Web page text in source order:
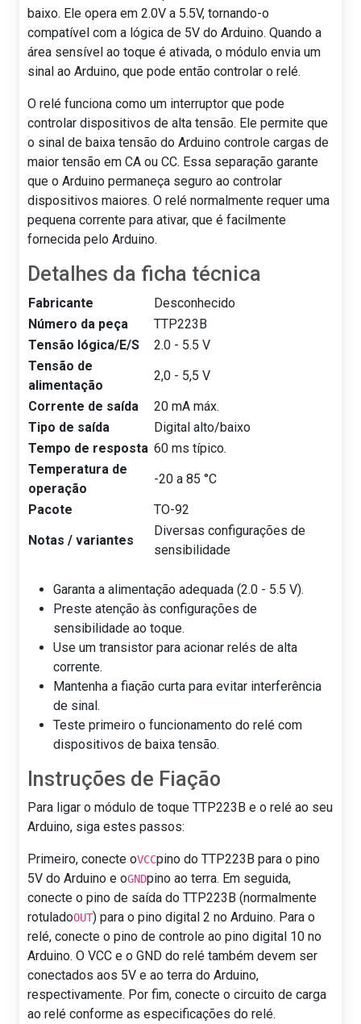
baixo. Ele opera em 2.0V a 5.5V, tornando-o
compatível com a lógica de 5V do Arduino. Quando a
área sensível ao toque é ativada, o módulo envia um
sinal ao Arduino, que pode então controlar o relé.
O relé funciona como um interruptor que pode
controlar dispositivos de alta tensão. Ele permite que
o sinal de baixa tensão do Arduino controle cargas de
maior tensão em CA ou CC. Essa separação garante
que o Arduino permaneça seguro ao controlar
dispositivos maiores. O relé normalmente requer uma
pequena corrente para ativar, que é facilmente
fornecida pelo Arduino.
Detalhes da ficha técnica
Fabricante
Desconhecido
Número da peça
TTP223B
Tensão lógica/E/S
2.0 - 5.5 V
Tensão de
alimentação
2,0 - 5,5 V
Corrente de saída
20 mA máx.
Tipo de saída
Digital alto/baixo
Tempo de resposta 60 ms típico.
Temperatura de
operação
-20 a 85 °C
Pacote
TO-92
Notas / variantes
Diversas configurações de
sensibilidade
Garanta a alimentação adequada (2.0 - 5.5 V).
Preste atenção às configurações de
sensibilidade ao toque.
Use um transistor para acionar relés de alta
corrente.
Mantenha a fiação curta para evitar interferência
de sinal.
Teste primeiro o funcionamento do relé com
dispositivos de baixa tensão.
Instruções de Fiação
Para ligar o módulo de toque TTP223B e o relé ao seu
Arduino, siga estes passos:
Primeiro, conecte oVCCpino do TTP223B para o pino
5V do Arduino e oGNDpino ao terra. Em seguida,
conecte o pino de saída do TTP223B (normalmente
rotuladoOUT) para o pino digital 2 no Arduino. Para o
relé, conecte o pino de controle ao pino digital 10 no
Arduino. O VCC e o GND do relé também devem ser
conectados aos 5V e ao terra do Arduino,
respectivamente. Por fim, conecte o circuito de carga
ao relé conforme as especificações do relé.